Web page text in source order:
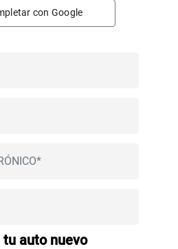
con Google
tu auto nuevo